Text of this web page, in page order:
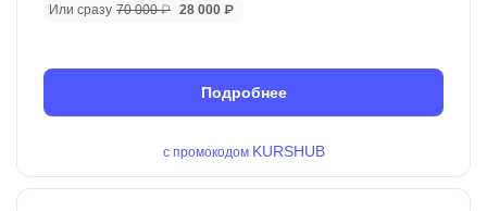
Или сразу 70 000 ₽ 28 000 ₽
с промокодом KURSHUB
Подробнее